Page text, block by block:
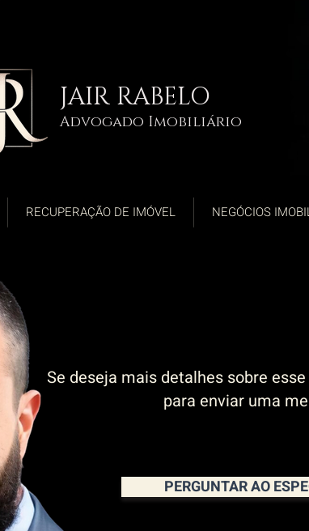
JAIR RABELO
Advogado Imobiliário
RECUPERAÇÃO DE IMÓVEL NEGÓCIOS
Se deseja mais detalhes sobre
para enviar uma
PERGUNTAR AO